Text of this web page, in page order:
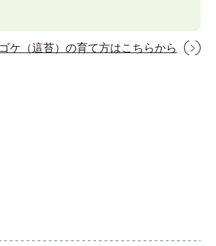
ケ（這苔）の育て方はこちらから